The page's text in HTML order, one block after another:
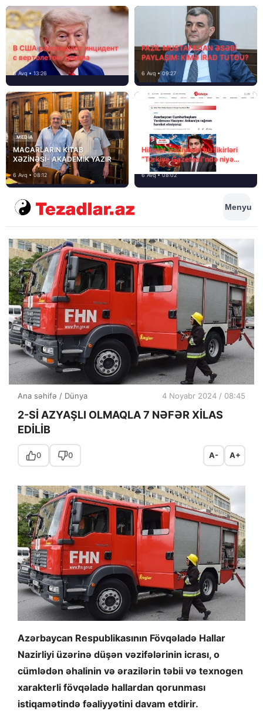
В США расследуют инцидент
с вертолетом Трампа
6 Avq • 13:26
FAZİL MUSTAFADAN ƏSƏBİ
PAYLAŞIM: KİMƏ İRAD TUTDU?
6 Avq • 09:27
MEDİA
MACARLARIN KİTAB
XƏZİNƏSİ- AKADEMİK YAZIR
6 Avq • 08:12
Hikmət Hacıyevin bu fikirləri
“Türkiye Gazetesi”ndə niyə
təhrif edilib?
6 Avq • 08:02
Menyu
Ana səhifə / Dünya 4 Noyabr 2024 / 08:45
2-Sİ AZYAŞLI OLMAQLA 7 NƏFƏR XİLAS
EDİLİB
0 0 A- A+
Azərbaycan Respublikasının Fövqəladə Hallar
Nazirliyi üzərinə düşən vəzifələrinin icrası, o
cümlədən əhalinin və ərazilərin təbii və texnogen
xarakterli fövqəladə hallardan qorunması
istiqamətində fəaliyyətini davam etdirir.